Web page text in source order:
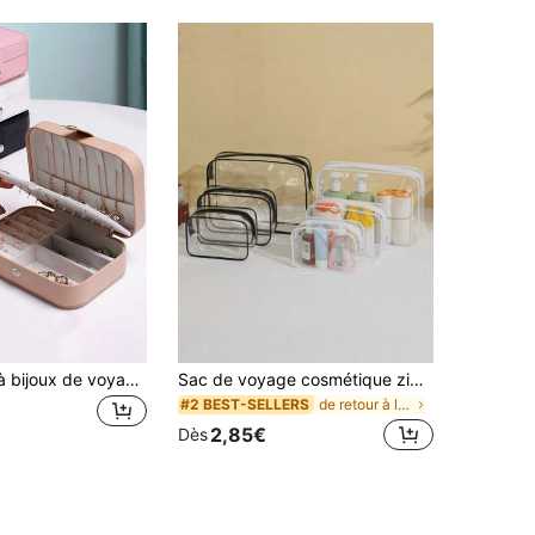
1 pièce Boîte à bijoux de voyage, étui de rangement pour bijoux en PU de petite taille, convient aux femmes et aux filles, boîte de voyage mini portable à double couche pour ranger boucles d'oreilles, bagues, colliers, etc.
Sac de voyage cosmétique zippé grande capacité pour femmes - Sac à maquillage de haute qualité, sac de toilette, matériau PVC léger, design de fermeture éclair facile à nettoyer, convient pour le fitness, les vacances, les déplacements, design minimaliste à la mode, produit de beauté essentiel, sac cosmétique portable avec séparation humide et sèche pour le camping en plein air
#2 BEST-SELLERS de retour à l'école trousse de toilette
Dès2,85€